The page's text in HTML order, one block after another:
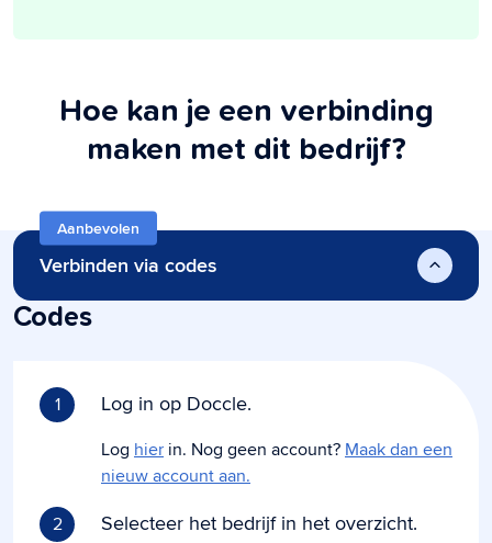
Hoe kan je een verbinding
maken met dit bedrijf?
Aanbevolen
Verbinden via codes
Codes
1 Log in op Doccle.
Log hier in. Nog geen account? Maak dan een
nieuw account aan.
2
Selecteer het bedrijf in het overzicht.